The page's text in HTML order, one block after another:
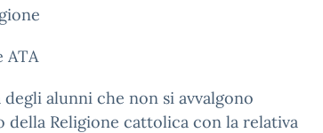
ATA
degli alunni che non si avvalgono
della Religione cattolica con la relativa